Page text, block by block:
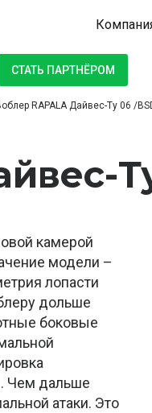
СТАТЬ ПАРТНЁРОМ
RAPALA Дайвес-Ту 06 /
камерой
модели –
лопасти
дольше
боковые
Чем дальше
атаки. Это